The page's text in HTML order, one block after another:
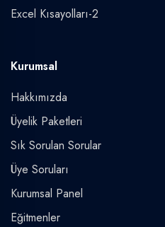
Excel Kısayolları-2
Kurumsal
Hakkımızda
Üyelik Paketleri
Sık Sorulan Sorular
Üye Soruları
Kurumsal Panel
Eğitmenler